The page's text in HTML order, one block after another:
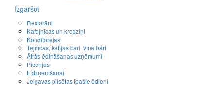
Izgaršot
Restorāni
Kafejnīcas un krodziņi
Konditorejas
Tējnīcas, kafijas bāri, vīna bāri
Ātrās ēdināšanas uzņēmumi
Picērijas
Līdzņemšanai
Jelgavas pilsētas īpašie ēdieni